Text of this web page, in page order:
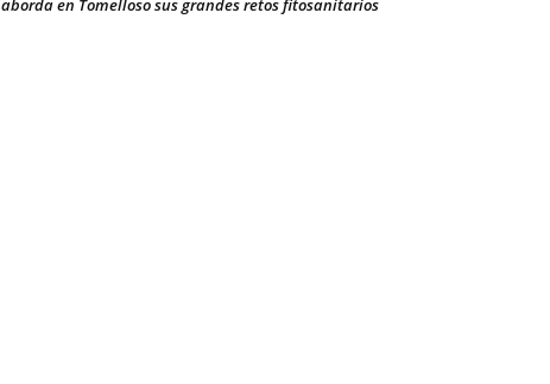
aborda en Tomelloso sus grandes retos fitosanitarios